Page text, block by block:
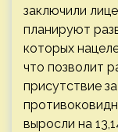
заключили
планируют
которых
что позволит
присутствие
выросли на